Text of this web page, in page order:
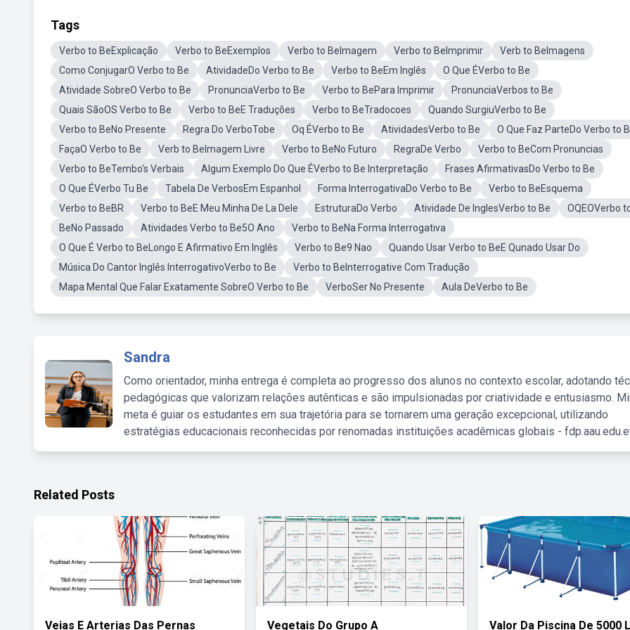
Tags
Verbo to BeExplicação Verbo to BeExemplos Verbo to BeImagem Verbo to BeImprimir
Verb to BeImagens
Como ConjugarO Verbo to Be
AtividadeDo Verbo to Be Verbo to BeEm Inglês
O Que ÉVerbo to Be
Atividade SobreO Verbo to Be
PronunciaVerbo to Be Verbo to BePara Imprimir
PronunciaVerbos to Be
Quais SãoOS Verbo to Be
Verbo to BeE Traduções Verbo to BeTradocoes
Quando SurgiuVerbo to Be
Verbo to BeNo Presente
Regra Do VerboTobe Oq ÉVerbo to Be AtividadesVerbo to Be
O Que Faz ParteDo Verbo to
FaçaO Verbo to Be
Verb to BeImagem Livre Verbo to BeNo Futuro RegraDe Verbo
Verbo to BeCom Pronuncias
Verbo to BeTembo's Verbais
Algum Exemplo Do Que ÉVerbo to Be Interpretação
Frases AfirmativasDo Verbo to Be
O Que ÉVerbo Tu Be
Tabela De VerbosEm Espanhol Forma InterrogativaDo Verbo to Be
Verbo to BeEsquema
Verbo to BeBR
Verbo to BeE Meu Minha De La Dele EstruturaDo Verbo Atividade De InglesVerbo to Be
OQEOVerbo
BeNo Passado
Atividades Verbo to Be5O Ano
Verbo to BeNa Forma Interrogativa
O Que É Verbo to BeLongo E Afirmativo Em Inglês
Verbo to Be9 Nao
Quando Usar Verbo to BeE Qunado Usar Do
Música Do Cantor Inglês InterrogativoVerbo to Be
Verbo to BeInterrogative Com Tradução
Mapa Mental Que Falar Exatamente SobreO Verbo to Be
VerboSer No Presente Aula DeVerbo to Be
Sandra
Como orientador, minha entrega é completa ao progresso dos alunos no contexto escolar, adotando
pedagógicas que valorizam relações autênticas e são impulsionadas por criatividade e entusiasmo.
meta é guiar os estudantes em sua trajetória para se tornarem uma geração excepcional, utilizando
estratégias educacionais reconhecidas por renomadas instituições acadêmicas globais -
Related Posts
Veias E Arterias Das Pernas Vegetais Do Grupo A Valor Da Piscina De 5000